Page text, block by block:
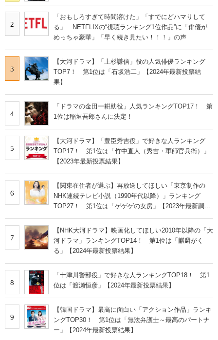
2
「おもしろすぎて時間溶けた」「すでにどハマりして
る」 NETFLIXの“視聴ランキング1位作品”に「俳優が
めっちゃ豪華」「早く続き見たい！！！」の声
3
【大河ドラマ】「上杉謙信」役の人気俳優ランキング
TOP7！ 第1位は「石坂浩二」【2024年最新投票結
果】
4
「ドラマの金田一耕助役」人気ランキングTOP17！ 第
1位は稲垣吾郎さんに決定！
5
【大河ドラマ】「豊臣秀吉役」で好きな人ランキング
TOP17！ 第1位は「竹中直人（秀吉・軍師官兵衛）」
【2023年最新投票結果】
6
【関東在住者が選ぶ】再放送してほしい「東京制作の
NHK連続テレビ小説（1990年代以降）」ランキング
TOP27！ 第1位は「ゲゲゲの女房」【2023年最新調査
7
【NHK大河ドラマ】映画化してほしい2010年以降の「大
河ドラマ」ランキングTOP14！ 第1位は「麒麟がく
る」【2024年最新投票結果】
8
「十津川警部役」で好きな人ランキングTOP18！ 第1
位は「渡瀬恒彦」【2024年最新投票結果】
9
【韓国ドラマ】最高に面白い「アクション作品」ランキ
ングTOP30！ 第1位は「無法弁護士～最高のパートナ
ー」【2024年最新投票結果】